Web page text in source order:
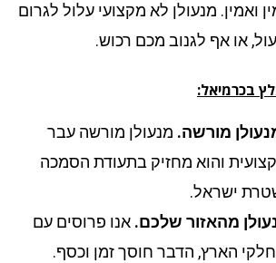
מנעולן לא מקצועי עלול לגרום
אף לגנוב מכם רכוש.
מורשה.מנעולן מורשה עבר
והוא מחזיק בתעודת הסמכה
ישראל.
מהאזור שלכם.אנו פרוסים עם
הארץ, הדבר חוסך זמן וכסף.